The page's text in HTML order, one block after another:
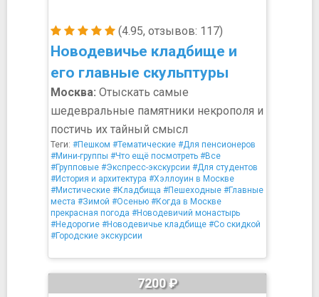
(4.95, отзывов: 117)
Новодевичье кладбище и
его главные скульптуры
Москва: Отыскать самые
шедевральные памятники некрополя и
постичь их тайный смысл
Теги: #Пешком #Тематические #Для пенсионеров
#Мини-группы #Что ещё посмотреть #Все
#Групповые #Экспресс-экскурсии #Для студентов
#История и архитектура #Хэллоуин в Москве
#Мистические #Кладбища #Пешеходные #Главные
места #Зимой #Осенью #Когда в Москве
прекрасная погода #Новодевичий монастырь
#Недорогие #Новодевичье кладбище #Со скидкой
#Городские экскурсии
7200 ₽